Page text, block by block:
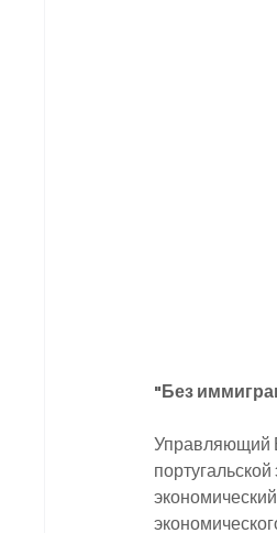
"Без
Управляющий